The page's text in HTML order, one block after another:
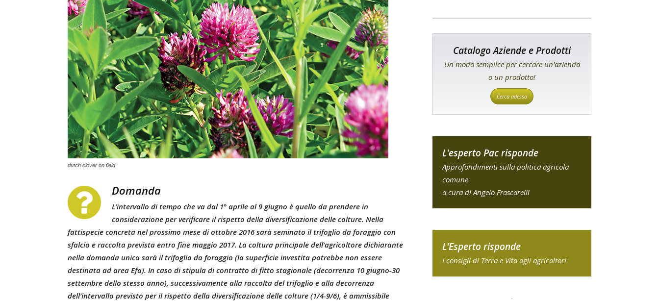
dutch clover on field
Domanda
L’intervallo di tempo che va dal 1° aprile al 9 giugno è quello da prendere in
considerazione per verificare il rispetto della diversificazione delle colture. Nella
fattispecie concreta nel prossimo mese di ottobre 2016 sarà seminato il trifoglio da foraggio con
sfalcio e raccolta prevista entro fine maggio 2017. La coltura principale dell’agricoltore dichiarante
nella domanda unica sarà il trifoglio da foraggio (la superficie investita potrebbe non essere
destinata ad area Efa). In caso di stipula di contratto di fitto stagionale (decorrenza 10 giugno-30
settembre dello stesso anno), successivamente alla raccolta del trifoglio e alla decorrenza
dell’intervallo previsto per il rispetto della diversificazione delle colture (1/4-9/6), è ammissibile
Catalogo Aziende e Prodotti
Un modo semplice per cercare un'azienda
o un prodotto!
Cerca adesso
L'esperto Pac risponde
Approfondimenti sulla politica agricola
comune
a cura di Angelo Frascarelli
L'Esperto risponde
I consigli di Terra e Vita agli agricoltori